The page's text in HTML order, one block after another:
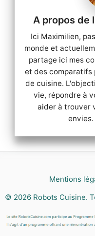
Ici Maximilien,
monde et
partage ici mes
et des comparatifs
de cuisine.
vie, répondre à
aider à trouver
Mentions
© 2026 Robots Cuisine.